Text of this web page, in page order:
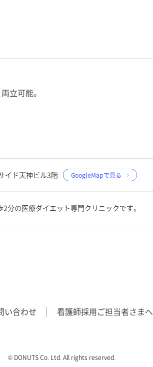
立可能。
イド天神ビル3階 GoogleMapで見る
分の医療ダイエット専門クリニックです。
い合わせ 看護師採用ご担当者さまへ
©︎ DONUTS Co. Ltd. All rights reserved.